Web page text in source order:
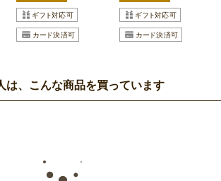
は、こんな商品を買っています